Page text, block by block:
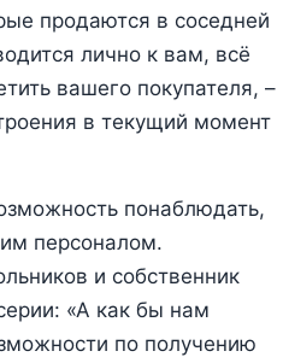
продаются в соседней
лично к вам, всё
вашего покупателя, –
в текущий момент
понаблюдать,
персоналом.
и собственник
«А как бы нам
по получению